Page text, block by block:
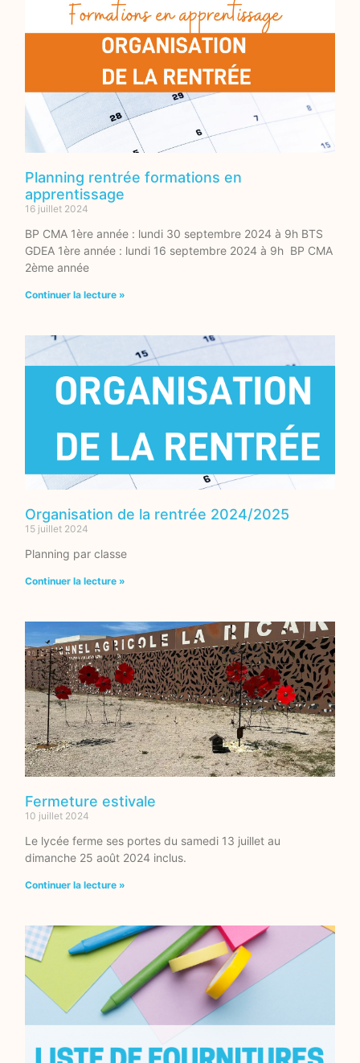
Planning rentrée formations en
apprentissage
16 juillet 2024
BP CMA 1ère année : lundi 30 septembre 2024 à 9h BTS
GDEA 1ère année : lundi 16 septembre 2024 à 9h BP CMA
2ème année
Continuer la lecture »
Organisation de la rentrée 2024/2025
15 juillet 2024
Planning par classe
Continuer la lecture »
Fermeture estivale
10 juillet 2024
Le lycée ferme ses portes du samedi 13 juillet au
dimanche 25 août 2024 inclus.
Continuer la lecture »